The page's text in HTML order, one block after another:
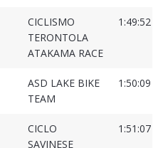
CICLISMO
TERONTOLA
ATAKAMA RACE
1:49:52
ASD LAKE BIKE
TEAM
1:50:09
CICLO
SAVINESE
1:51:07